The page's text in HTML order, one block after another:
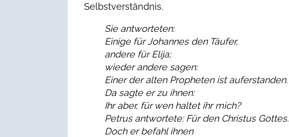
Selbstverständnis.
Sie antworteten:
Einige für Johannes den Täufer,
andere für Elija;
wieder andere sagen:
Einer der alten Propheten ist auferstanden.
Da sagte er zu ihnen:
Ihr aber, für wen haltet ihr mich?
Petrus antwortete: Für den Christus Gottes.
Doch er befahl ihnen